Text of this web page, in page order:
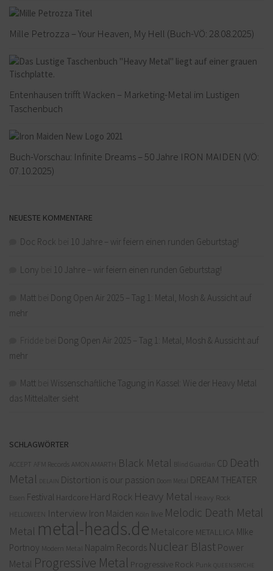
Mille Petrozza – Your Heaven, My Hell (Buch-VÖ: 28.08.2025)
Entenhausen trifft Wacken – Marketing-Metal im Lustigen
Taschenbuch
Buch-Vorschau: Infinite Dreams – 50 Jahre IRON MAIDEN (VÖ:
07.10.2025)
NEUESTE KOMMENTARE
Doc Rock 10 Jahre – wir feiern einen runden Geburtstag!
Lony 10 Jahre – wir feiern einen runden Geburtstag!
Matt
Dong Open Air 2025 – Tag 1: Metal, Mosh & Aussicht auf
mehr
Dong Open Air 2025 – Tag 1: Metal, Mosh & Aussicht auf
mehr
Matt
Wissenschaftliche Tagung in Kassel: Wie der Heavy Metal
das Mittelalter sieht
SCHLAGWÖRTER
ACCEPT AFM Records AMON AMARTH Black Metal Blind Guardian CD Death
Metal
DELAIN Distortion is our passion Doom Metal DREAM THEATER
Essen Festival Hardcore Hard Rock Heavy Metal Heavy Rock
HELLOWEEN Interview Iron Maiden Köln live Melodic Death Metal
Metal metal-heads.de Metalcore METALLICA MIke
Portnoy Modern Metal Napalm Records Nuclear Blast Power
Metal Progressive Metal Progressive Rock Punk QUEENSRYCHE